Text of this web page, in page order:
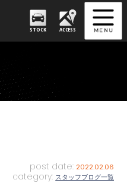
STOCK ACCESS
post date: 2022.02.06
category: スタッフブログ一覧